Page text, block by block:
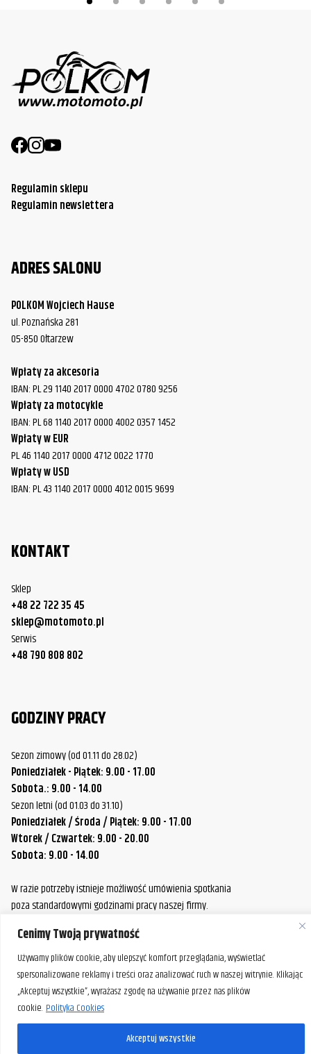
Cenimy Twoją prywatność
Używamy plików cookie, aby ulepszyć komfort przeglądania, wyświetlać
spersonalizowane reklamy i treści oraz analizować ruch w naszej witrynie. Klikając
„Akceptuj wszystkie”, wyrażasz zgodę na używanie przez nas plików
cookie. Polityka Cookies
Akceptuj wszystkie
Regulamin sklepu
Regulamin newslettera
ADRES SALONU
POLKOM Wojciech Hause
ul. Poznańska 281
05-850 Ołtarzew
Wpłaty za akcesoria
IBAN: PL 29 1140 2017 0000 4702 0780 9256
Wpłaty za motocykle
IBAN: PL 68 1140 2017 0000 4002 0357 1452
Wpłaty w EUR
PL 46 1140 2017 0000 4712 0022 1770
Wpłaty w USD
IBAN: PL 43 1140 2017 0000 4012 0015 9699
KONTAKT
Sklep
+48 22 722 35 45
sklep@motomoto.pl
Serwis
+48 790 808 802
GODZINY PRACY
Sezon zimowy (od 01.11 do 28.02)
Poniedziałek - Piątek: 9.00 - 17.00
Sobota.: 9.00 - 14.00
Sezon letni (od 01.03 do 31.10)
Poniedziałek / Środa / Piątek: 9.00 - 17.00
Wtorek / Czwartek: 9.00 - 20.00
Sobota: 9.00 - 14.00
W razie potrzeby istnieje możliwość umówienia spotkania
poza standardowymi godzinami pracy naszej firmy.